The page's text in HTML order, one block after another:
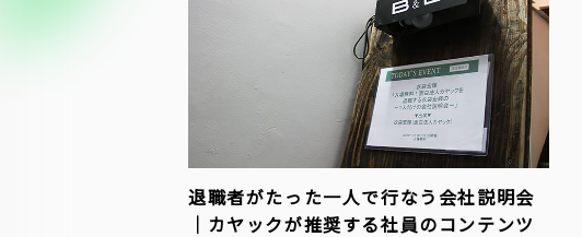
退職者がたった一人で行なう会社説明会
｜カヤックが推奨する社員のコンテンツ